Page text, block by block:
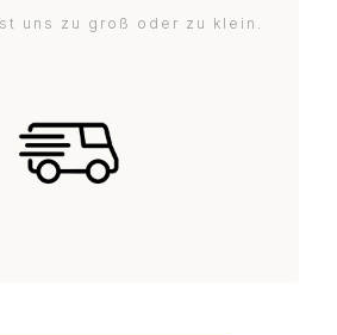
uns zu groß oder zu klein.